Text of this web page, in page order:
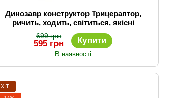
Динозавр конструктор Трицераптор,
ричить, ходить, світиться, якісні
матеріали
699 грн
595 грн Купити
В наявності
ХІТ